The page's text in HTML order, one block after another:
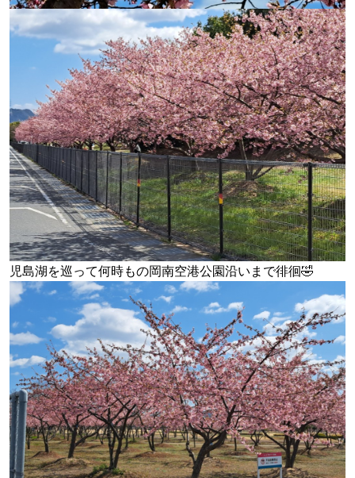
児島湖を巡って何時もの岡南空港公園沿いまで徘徊🤣